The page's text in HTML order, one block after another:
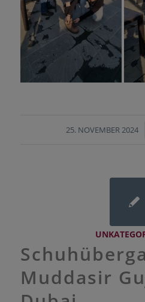
25. NOVEMBER 2024
/
Muddasir